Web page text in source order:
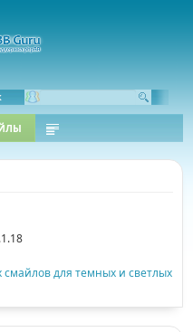
для темных и светлых